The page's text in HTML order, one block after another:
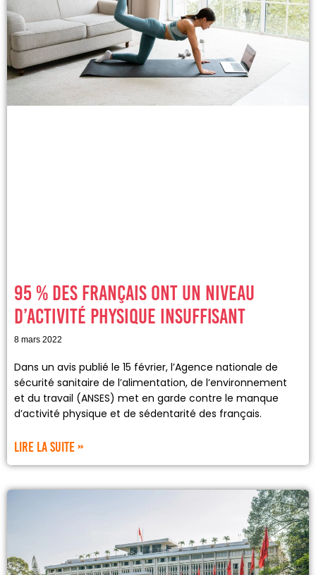
95 % des Français ont un niveau
d’activité physique insuffisant
8 mars 2022
Dans un avis publié le 15 février, l’Agence nationale de
sécurité sanitaire de l’alimentation, de l’environnement
et du travail (ANSES) met en garde contre le manque
d’activité physique et de sédentarité des français.
Lire la suite »